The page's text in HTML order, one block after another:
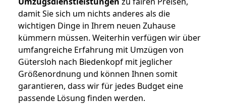
damit Sie sich um nichts anderes als die
wichtigen Dinge in Ihrem neuen Zuhause
kümmern müssen. Weiterhin verfügen wir über
umfangreiche Erfahrung mit Umzügen von
Gütersloh nach Biedenkopf mit jeglicher
Größenordnung und können Ihnen somit
garantieren, dass wir für jedes Budget eine
passende Lösung finden werden.